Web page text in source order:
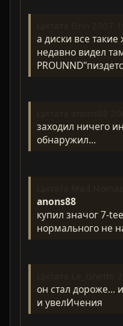
а диски все
недавно видел
заходил ничего
обнаружил...
anons88
купил значог 7-
нормального не
он стал дороже...
и увелИчения